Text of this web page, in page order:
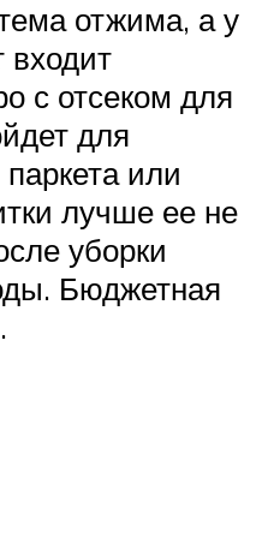
отжима, а у
входит
с отсеком для
для
или
лучше ее не
уборки
Бюджетная